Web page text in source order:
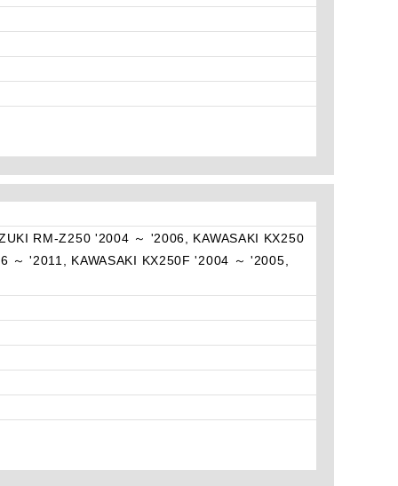
RM-Z250 '2004 ～ '2006, KAWASAKI KX250
～ '2011, KAWASAKI KX250F '2004 ～ '2005,